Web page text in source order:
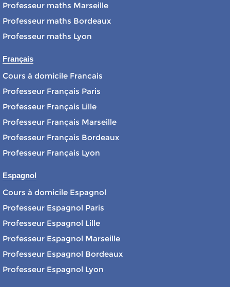
Professeur maths Marseille
Professeur maths Bordeaux
Professeur maths Lyon
Français
Cours à domicile Francais
Professeur Français Paris
Professeur Français Lille
Professeur Français Marseille
Professeur Français Bordeaux
Professeur Français Lyon
Espagnol
Cours à domicile Espagnol
Professeur Espagnol Paris
Professeur Espagnol Lille
Professeur Espagnol Marseille
Professeur Espagnol Bordeaux
Professeur Espagnol Lyon